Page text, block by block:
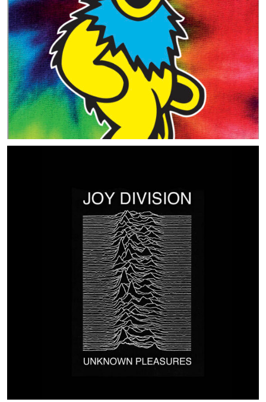
MUSIC ARTISTS